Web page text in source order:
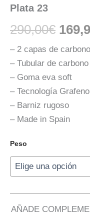
Plata 23
290,00€
– 2 capas de
– Tubular de
– Goma eva soft
– Tecnología
– Barniz rugoso
– Made in Spain
Peso
AÑADE